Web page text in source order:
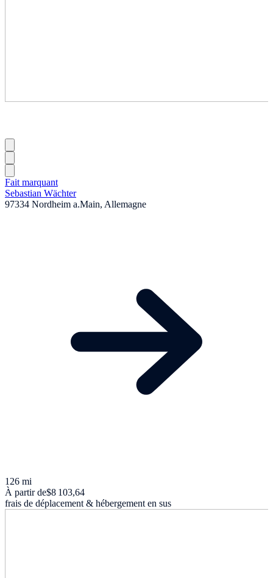
Fait marquant
Sebastian Wächter
97334 Nordheim a.Main, Allemagne
126 mi
À partir de$8 103,64
frais de déplacement & hébergement en sus